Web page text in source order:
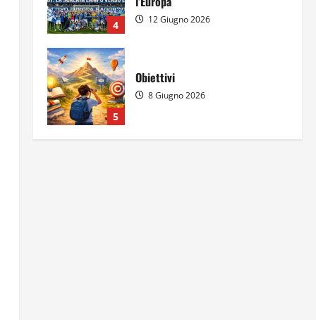
4 12 Giugno 2026
5
Obiettivi
8 Giugno 2026